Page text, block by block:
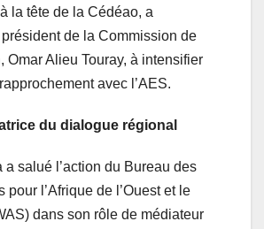
la tête de la Cédéao, a
de la Commission de
Omar Alieu Touray, à intensifier
avec l’AES.
du dialogue régional
a salué l’action du Bureau des
pour l’Afrique de l’Ouest et le
dans son rôle de médiateur